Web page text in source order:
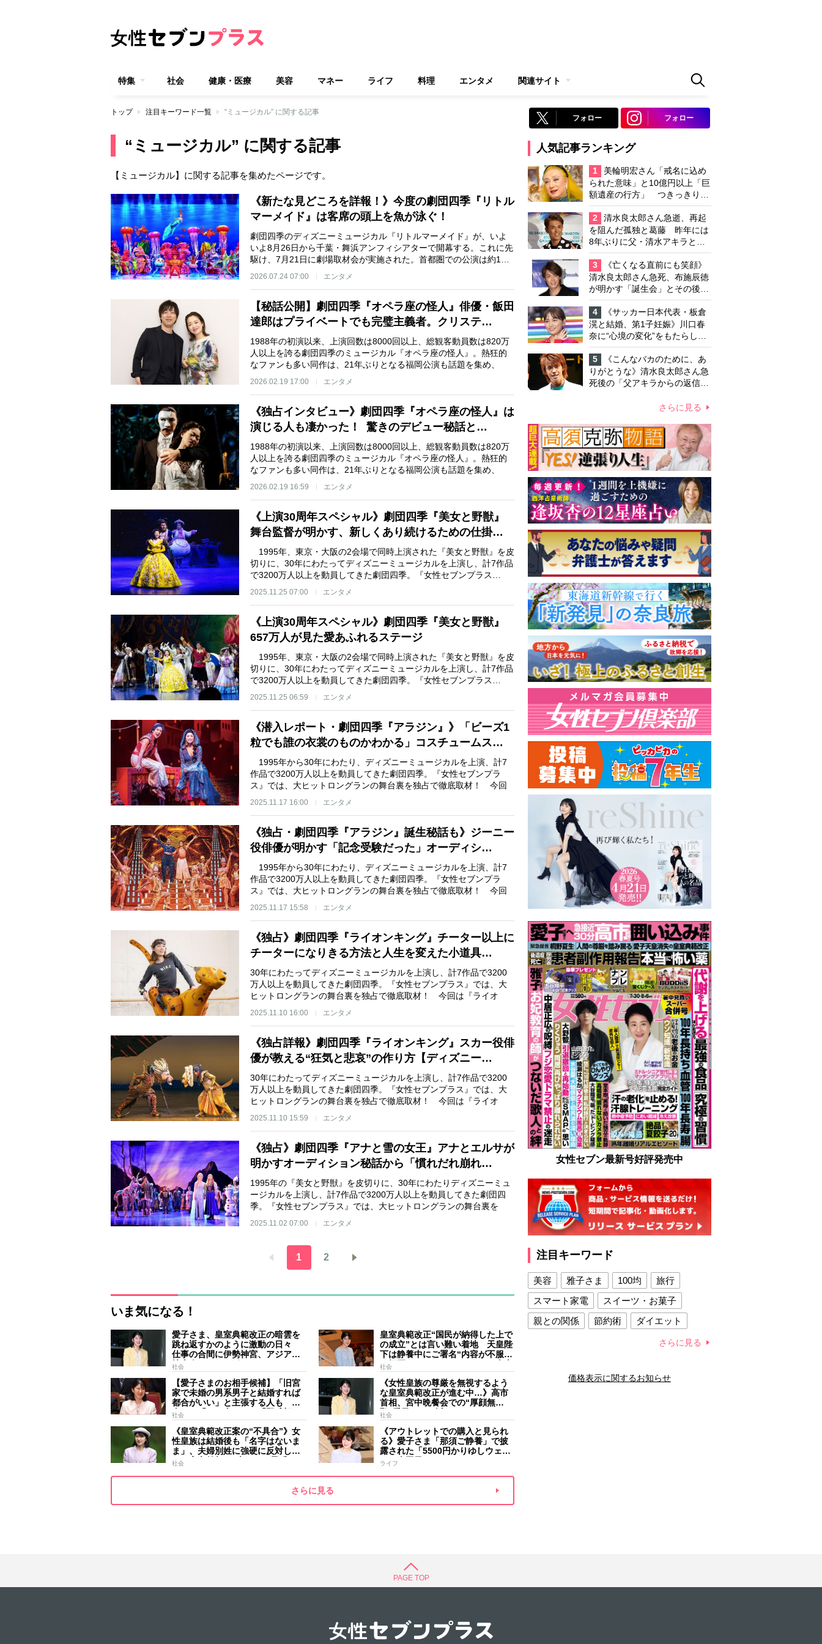
特集 社会 健康・医療 美容 マネー ライフ 料理 エンタメ 関連サイト
トップ 注目キーワード一覧 “ミュージカル” に関する記事
“ミュージカル” に関する記事
【ミュージカル】に関する記事を集めたページです。
《新たな見どころを詳報！》今度の劇団四季『リトル
マーメイド』は客席の頭上を魚が泳ぐ！
劇団四季のディズニーミュージカル『リトルマーメイド』が、いよ
いよ8月26日から千葉・舞浜アンフィシアターで開幕する。これに先
駆け、7月21日に劇場取材会が実施された。首都圏での公演は約1…
2026.07.24 07:00 エンタメ
【秘話公開】劇団四季『オペラ座の怪人』俳優・飯田
達郎はプライベートでも完璧主義者。クリステ…
1988年の初演以来、上演回数は8000回以上、総観客動員数は820万
人以上を誇る劇団四季のミュージカル『オペラ座の怪人』。熱狂的
なファンも多い同作は、21年ぶりとなる福岡公演も話題を集め、
2026.02.19 17:00 エンタメ
《独占インタビュー》劇団四季『オペラ座の怪人』は
演じる人も凄かった！ 驚きのデビュー秘話と…
1988年の初演以来、上演回数は8000回以上、総観客動員数は820万
人以上を誇る劇団四季のミュージカル『オペラ座の怪人』。熱狂的
なファンも多い同作は、21年ぶりとなる福岡公演も話題を集め、
2026.02.19 16:59 エンタメ
《上演30周年スペシャル》劇団四季『美女と野獣』
舞台監督が明かす、新しくあり続けるための仕掛…
1995年、東京・大阪の2会場で同時上演された『美女と野獣』を皮
切りに、30年にわたってディズニーミュージカルを上演し、計7作品
で3200万人以上を動員してきた劇団四季。『女性セブンプラス…
2025.11.25 07:00 エンタメ
《上演30周年スペシャル》劇団四季『美女と野獣』
657万人が見た愛あふれるステージ
1995年、東京・大阪の2会場で同時上演された『美女と野獣』を皮
切りに、30年にわたってディズニーミュージカルを上演し、計7作品
で3200万人以上を動員してきた劇団四季。『女性セブンプラス…
2025.11.25 06:59 エンタメ
《潜入レポート・劇団四季『アラジン』》「ビーズ1
粒でも誰の衣裳のものかわかる」コスチュームス…
1995年から30年にわたり、ディズニーミュージカルを上演、計7
作品で3200万人以上を動員してきた劇団四季。『女性セブンプラ
ス』では、大ヒットロングランの舞台裏を独占で徹底取材！ 今回
2025.11.17 16:00 エンタメ
《独占・劇団四季『アラジン』誕生秘話も》ジーニー
役俳優が明かす「記念受験だった」オーディシ…
1995年から30年にわたり、ディズニーミュージカルを上演、計7
作品で3200万人以上を動員してきた劇団四季。『女性セブンプラ
ス』では、大ヒットロングランの舞台裏を独占で徹底取材！ 今回
2025.11.17 15:58 エンタメ
《独占》劇団四季『ライオンキング』チーター以上に
チーターになりきる方法と人生を変えた小道具…
30年にわたってディズニーミュージカルを上演し、計7作品で3200
万人以上を動員してきた劇団四季。『女性セブンプラス』では、大
ヒットロングランの舞台裏を独占で徹底取材！ 今回は『ライオ
2025.11.10 16:00 エンタメ
《独占詳報》劇団四季『ライオンキング』スカー役俳
優が教える“狂気と悲哀”の作り方【ディズニー…
30年にわたってディズニーミュージカルを上演し、計7作品で3200
万人以上を動員してきた劇団四季。『女性セブンプラス』では、大
ヒットロングランの舞台裏を独占で徹底取材！ 今回は『ライオ
2025.11.10 15:59 エンタメ
《独占》劇団四季『アナと雪の女王』アナとエルサが
明かすオーディション秘話から「慣れだれ崩れ…
1995年の『美女と野獣』を皮切りに、30年にわたりディズニーミュ
ージカルを上演し、計7作品で3200万人以上を動員してきた劇団四
季。『女性セブンプラス』では、大ヒットロングランの舞台裏を
2025.11.02 07:00 エンタメ
1 2
いま気になる！
愛子さま、皇室典範改正の暗雲を
跳ね返すかのように激動の日々
仕事の合間に伊勢神宮、アジア競
技大会、シンガポール…スケジュ
ールはびっしり 「天皇家のご長
女」の揺るがぬ思い
社会
皇室典範改正“国民が納得した上で
の成立”とは言い難い着地 天皇陛
下は静養中にご署名“内容が不服で
も拒否することはできない” 米大
手紙は男系男子に固執する日本の
現状を批判的に報道
社会
【愛子さまのお相手候補】「旧宮
家で未婚の男系男子と結婚すれば
都合がいい」と主張する人も 過
去には「のび太くん」「野球部エ
ース」「華道家元の孫」などの名
前
社会
《女性皇族の尊厳を無視するよう
な皇室典範改正が進む中…》高市
首相、宮中晩餐会での“厚顔無
恥”愛子さまに近づきハイテンショ
ンで会話、小泉進次郎夫妻と30分
ほど取り囲む
社会
《皇室典範改正案の“不具合”》女
性皇族は結婚後も「名字はないま
ま」、夫婦別姓に強硬に反対して
きた高市首相の“大いなる矛盾”
社会
《アウトレットでの購入と見られ
る》愛子さま「那須ご静養」で披
露された「5500円かりゆしウェ
ア」南国風リンクコーデ
ライフ
さらに見る
フォロー フォロー
人気記事ランキング
1
美輪明宏さん「戒名に込め
られた意味」と10億円以上「巨
額遺産の行方」 つきっきりで
私生活をサポートしていた元俳
優が相続か
2
清水良太郎さん急逝、再起
を阻んだ孤独と葛藤 昨年には
8年ぶりに父・清水アキラと共
演、本格的な活動再開に向かっ
ていたが…周囲が懸念していた
「不安定なところ」
3
《亡くなる直前にも笑顔》
清水良太郎さん急死、布施辰徳
が明かす「誕生会」とその後の
メッセージ
4
《サッカー日本代表・板倉
滉と結婚、第1子妊娠》川口春
奈に“心境の変化”をもたらした
主演映画『ママせか』 身を削
って「がんに蝕まれる母」を演
じた壮絶な撮影現場
5
《こんなバカのために、あ
りがとうな》清水良太郎さん急
死後の「父アキラからの返信」
さらに見る
女性セブン最新号好評発売中
注目キーワード
美容 雅子さま 100均
旅行
スマート家電
スイーツ・お菓子
親との関係
節約術
ダイエット
夫との関係
新津春子 どか食い
さらに見る
価格表示に関するお知らせ
PAGE TOP